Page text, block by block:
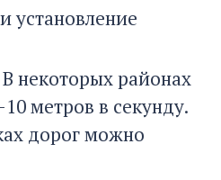
установление
некоторых районах
метров в секунду.
дорог можно